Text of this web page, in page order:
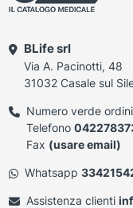
BLife srl
Via A. Pacinotti, 48
31032 Casale sul
Numero verde
Telefono
Fax (usare email)
Whatsapp
Assistenza clienti